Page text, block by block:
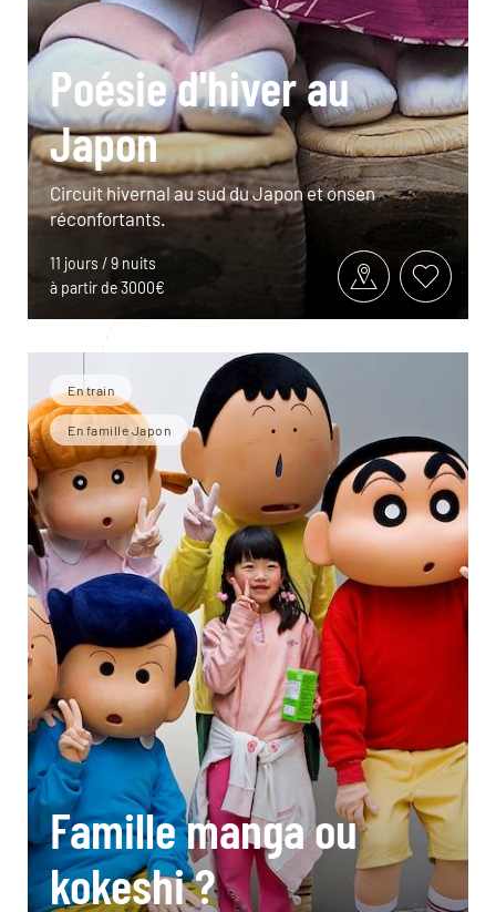
Poésie d'hiver au
Japon
Circuit hivernal au sud du Japon et onsen
réconfortants.
11 jours / 9 nuits
à partir de 3000€
En train
En famille Japon
Famille manga ou
kokeshi ?